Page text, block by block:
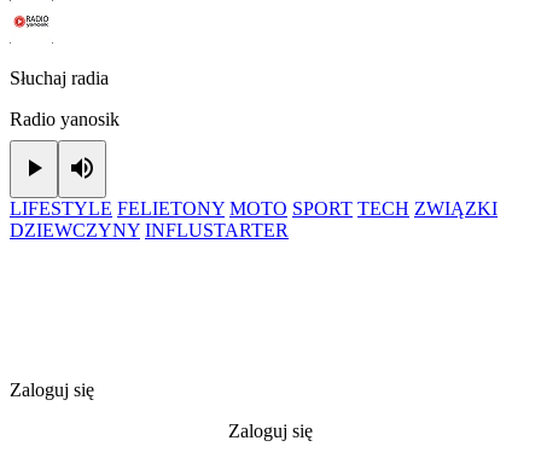
Słuchaj radia
Radio yanosik
Play
LIFESTYLE FELIETONY MOTO SPORT TECH ZWIĄZKI
DZIEWCZYNY INFLUSTARTER
Zaloguj się
Zaloguj się